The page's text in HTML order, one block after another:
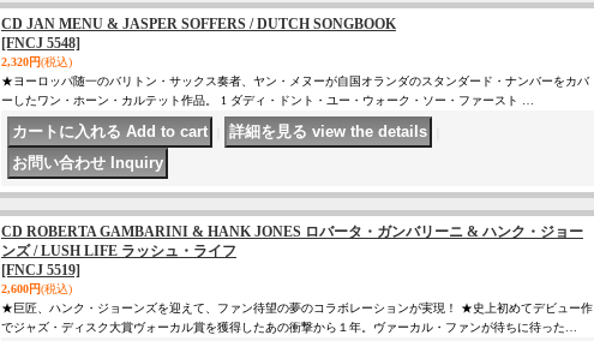
CD JAN MENU & JASPER SOFFERS / DUTCH SONGBOOK
[FNCJ 5548]
2,320円(税込)
★ヨーロッパ随一のバリトン・サックス奏者、ヤン・メヌーが自国オランダのスタンダード・ナンバーをカバ
ーしたワン・ホーン・カルテット作品。 1 ダディ・ドント・ユー・ウォーク・ソー・ファースト …
CD ROBERTA GAMBARINI & HANK JONES ロバータ・ガンバリーニ & ハンク・ジョー
ンズ / LUSH LIFE ラッシュ・ライフ
[FNCJ 5519]
2,600円(税込)
★巨匠、ハンク・ジョーンズを迎えて、ファン待望の夢のコラボレーションが実現！ ★史上初めてデビュー作
でジャズ・ディスク大賞ヴォーカル賞を獲得したあの衝撃から１年。ヴァーカル・ファンが待ちに待った…